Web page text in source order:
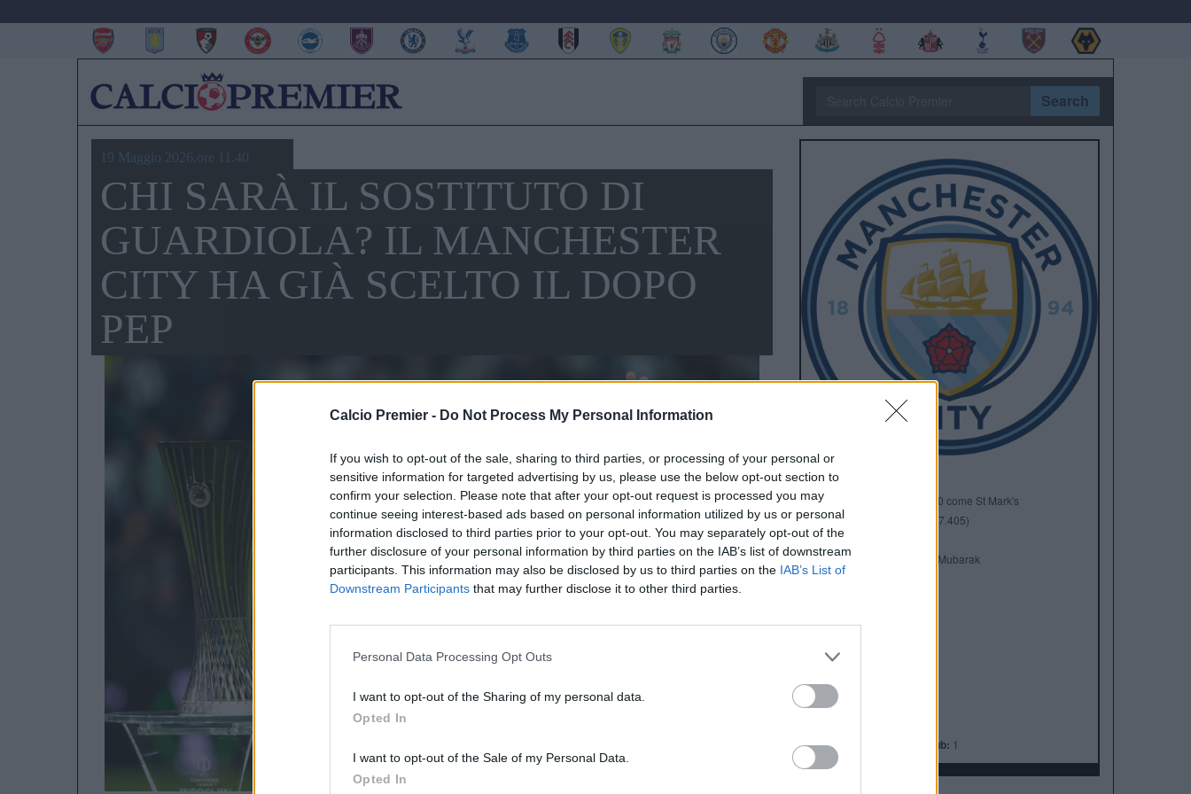
Calcio Premier - Do Not Process My Personal Information
If you wish to opt-out of the sale, sharing to third parties, or processing of your personal or
sensitive information for targeted advertising by us, please use the below opt-out section to
confirm your selection. Please note that after your opt-out request is processed you may
continue seeing interest-based ads based on personal information utilized by us or personal
information disclosed to third parties prior to your opt-out. You may separately opt-out of the
further disclosure of your personal information by third parties on the IAB’s list of downstream
participants. This information may also be disclosed by us to third parties on the IAB’s List of
Downstream Participants that may further disclose it to other third parties.
Personal Data Processing Opt Outs
I want to opt-out of the Sharing of my personal data.
Opted In
I want to opt-out of the Sale of my Personal Data.
Opted In
Search
19 Maggio 2026,ore 11.40
CHI SARÀ IL SOSTITUTO DI
GUARDIOLA? IL MANCHESTER
CITY HA GIÀ SCELTO IL DOPO
PEP
Anno di Fondazione: 1880 come St Mark's
Stadio: Etihad Stadium (47.405)
Città:Manchester
Presidente: Khaldoon Al Mubarak
Manager:
Premier League:
League Cup:
FA Community Shield:
Champions League:
Coppa del Mondo per Club: 1